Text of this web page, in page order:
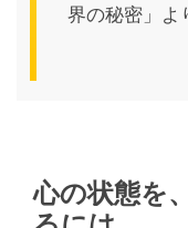
界の秘密」よ
心の状態を